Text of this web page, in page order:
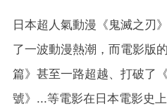
日本超人氣動漫《鬼滅之刃
了一波動漫熱潮，而電影版
篇》甚至一路超越、打破了
號》...等電影在日本電影史